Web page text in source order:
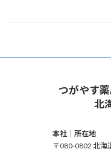
つがやす
北
本社｜所在地
〒080-0802 北海道帯